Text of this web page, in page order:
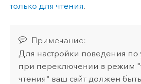
только для чтения.
Примечание:
Для настройки поведения
при переключении в режим
чтения" ваш сайт должен быть